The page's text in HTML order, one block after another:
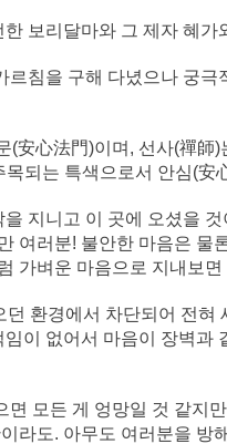
보리달마와 그 제자 혜가
침을 구해 다녔으나 궁
(安心法門)이며, 선사(禪
되는 특색으로서 안심(安
지니고 이 곳에 오셨을
여러분! 불안한 마음은
가벼운 마음으로 지내보
환경에서 차단되어 전
이 없어서 마음이 장벽과
모든 게 엉망일 것 같지
라도. 아무도 여러분을 방